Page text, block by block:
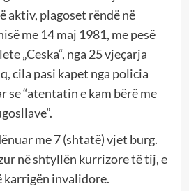
aktiv, plagoset rëndë në
me 14 maj 1981, me pesë
„Ceska“, nga 25 vjeçarja
cila pasi kapet nga policia
se “atentatin e kam bërë me
me 7 (shtatë) vjet burg.
në shtyllën kurrizore të tij, e
karrigën invalidore.